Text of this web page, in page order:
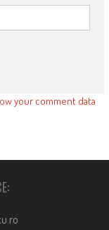
your comment data